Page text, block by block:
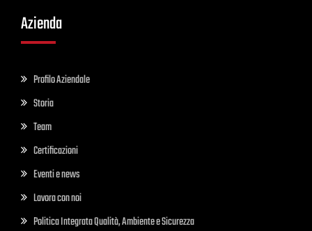
Azienda
Profilo Aziendale
Storia
Team
Certificazioni
Eventi e news
Lavora con noi
Politica Integrata Qualità, Ambiente e Sicurezza